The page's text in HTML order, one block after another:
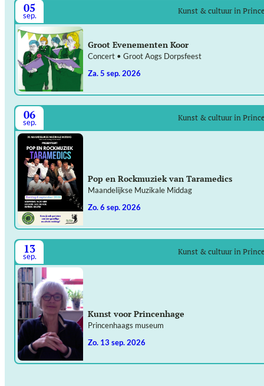
05
sep. Kunst & cultuur in
Groot Evenementen Koor
Concert • Groot Aogs Dorpsfeest
za. 5 sep. 2026
06
sep. Kunst & cultuur in
Pop en Rockmuziek van Taramedics
Maandelijkse Muzikale Middag
zo. 6 sep. 2026
13
sep. Kunst & cultuur in
Kunst voor Princenhage
Princenhaags museum
zo. 13 sep. 2026